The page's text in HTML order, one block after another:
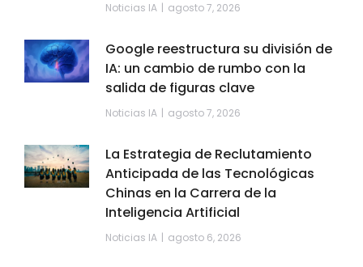
Noticias IA agosto 7, 2026
Google reestructura su división de
IA: un cambio de rumbo con la
salida de figuras clave
Noticias IA agosto 7, 2026
La Estrategia de Reclutamiento
Anticipada de las Tecnológicas
Chinas en la Carrera de la
Inteligencia Artificial
Noticias IA agosto 6, 2026